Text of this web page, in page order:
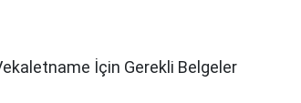
İçin Gerekli Belgeler